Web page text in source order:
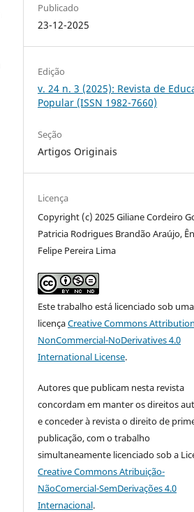
Publicado
23-12-2025
Edição
v. 24 n. 3 (2025): Revista de
Popular (ISSN 1982-7660)
Seção
Artigos Originais
Licença
Copyright (c) 2025 Giliane Cordeiro
Patricia Rodrigues Brandão Araújo,
Felipe Pereira Lima
Este trabalho está licenciado sob uma
licençaCreative Commons
NonCommercial-NoDerivatives 4.0
International License.
Autores que publicam nesta revista
concordam em manter os direitos
e conceder à revista o direito de
publicação, com o trabalho
simultaneamente licenciado sob a
Creative Commons Atribuição-
NãoComercial-SemDerivações 4.0
Internacional.